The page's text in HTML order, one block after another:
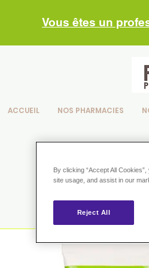
Vous êtes un
ACCUEIL NOS PHARMACIES
By clicking “Accept All
site usage, and assist in our
Reject All